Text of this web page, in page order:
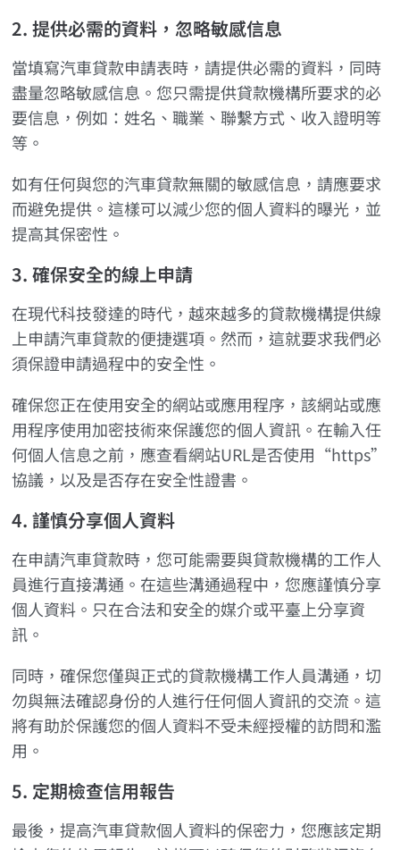
2. 提供必需的資料，忽略敏感信息
當填寫汽車貸款申請表時，請提供必需的資料，同時
盡量忽略敏感信息。您只需提供貸款機構所要求的必
要信息，例如：姓名、職業、聯繫方式、收入證明等
等。
如有任何與您的汽車貸款無關的敏感信息，請應要求
而避免提供。這樣可以減少您的個人資料的曝光，並
提高其保密性。
3. 確保安全的線上申請
在現代科技發達的時代，越來越多的貸款機構提供線
上申請汽車貸款的便捷選項。然而，這就要求我們必
須保證申請過程中的安全性。
確保您正在使用安全的網站或應用程序，該網站或應
用程序使用加密技術來保護您的個人資訊。在輸入任
何個人信息之前，應查看網站URL是否使用“https”
協議，以及是否存在安全性證書。
4. 謹慎分享個人資料
在申請汽車貸款時，您可能需要與貸款機構的工作人
員進行直接溝通。在這些溝通過程中，您應謹慎分享
個人資料。只在合法和安全的媒介或平臺上分享資
訊。
同時，確保您僅與正式的貸款機構工作人員溝通，切
勿與無法確認身份的人進行任何個人資訊的交流。這
將有助於保護您的個人資料不受未經授權的訪問和濫
用。
5. 定期檢查信用報告
最後，提高汽車貸款個人資料的保密力，您應該定期